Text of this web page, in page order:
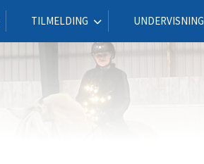
TILMELDING UNDERVISNING